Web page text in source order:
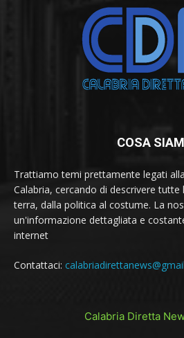
COSA
Trattiamo temi prettamente legati
Calabria, cercando di descrivere
terra, dalla politica al costume. La
un'informazione dettagliata e
internet
Contattaci:
Calabria Diretta